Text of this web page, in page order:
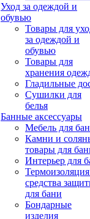
Уход за одеждой и
обувью
Товары для
за одеждой и
обувью
Товары для
хранения
Гладильные
Сушилки для
белья
Банные аксессуары
Мебель для
Камни и
товары для
Интерьер для
средства
для бани
Бондарные
изделия